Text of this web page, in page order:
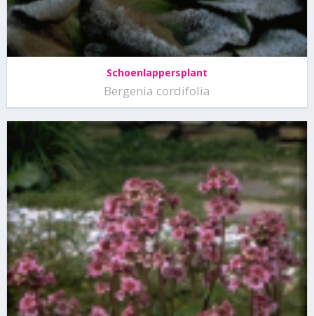
Schoenlappersplant
Bergenia cordifolia